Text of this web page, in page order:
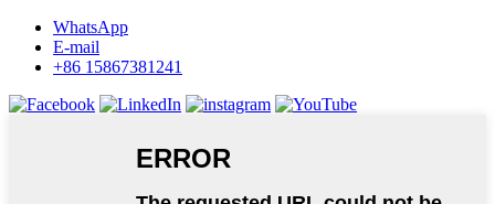
WhatsApp
E-mail
+86 15867381241